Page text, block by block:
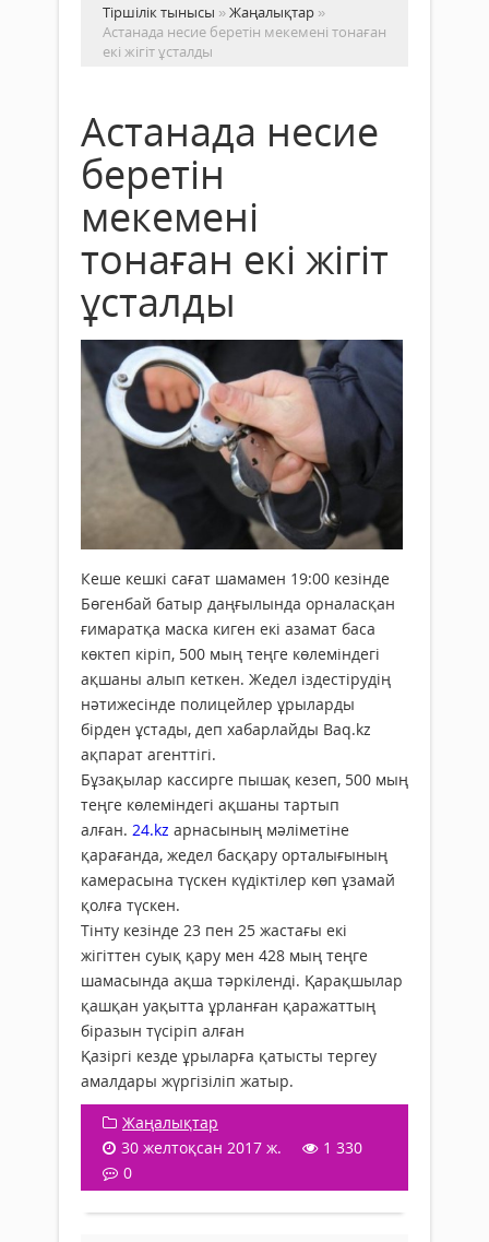
Тіршілік тынысы »Жаңалықтар »
Астанада несие беретін мекемені тонаған
екі жігіт ұсталды
Астанада несие
беретін
мекемені
тонаған екі жігіт
ұсталды
Кеше кешкі сағат шамамен 19:00 кезінде
Бөгенбай батыр даңғылында орналасқан
ғимаратқа маска киген екі азамат баса
көктеп кіріп, 500 мың теңге көлеміндегі
ақшаны алып кеткен. Жедел іздестірудің
нәтижесінде полицейлер ұрыларды
бірден ұстады, деп хабарлайды Baq.kz
ақпарат агенттігі.
Бұзақылар кассирге пышақ кезеп, 500 мың
теңге көлеміндегі ақшаны тартып
алған. 24.kz арнасының мәліметіне
қарағанда, жедел басқару орталығының
камерасына түскен күдіктілер көп ұзамай
қолға түскен.
Тінту кезінде 23 пен 25 жастағы екі
жігіттен суық қару мен 428 мың теңге
шамасында ақша тәркіленді. Қарақшылар
қашқан уақытта ұрланған қаражаттың
біразын түсіріп алған
Қазіргі кезде ұрыларға қатысты тергеу
амалдары жүргізіліп жатыр.
Жаңалықтар
30 желтоқсан 2017 ж.
1 330
0